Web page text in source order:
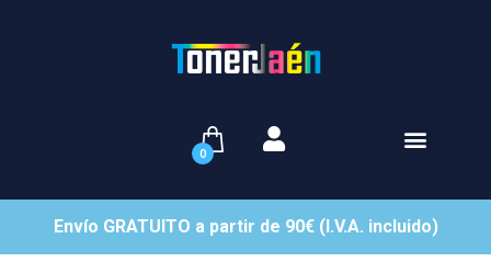
0
Envío GRATUITO a partir de 90€ (I.V.A. incluido)